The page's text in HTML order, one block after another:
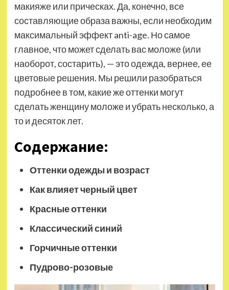
макияже или прическах. Да, конечно, все
составляющие образа важны, если необходим
максимальный эффект anti-age. Но самое
главное, что может сделать вас моложе (или
наоборот, состарить), — это одежда, вернее, ее
цветовые решения. Мы решили разобраться
подробнее в том, какие же оттенки могут
сделать женщину моложе и убрать несколько, а
то и десяток лет.
Содержание:
Оттенкиодежды и возраст
Как влияет черный цвет
Красные оттенки
Классический синий
Горчичные оттенки
Пудрово-розовые